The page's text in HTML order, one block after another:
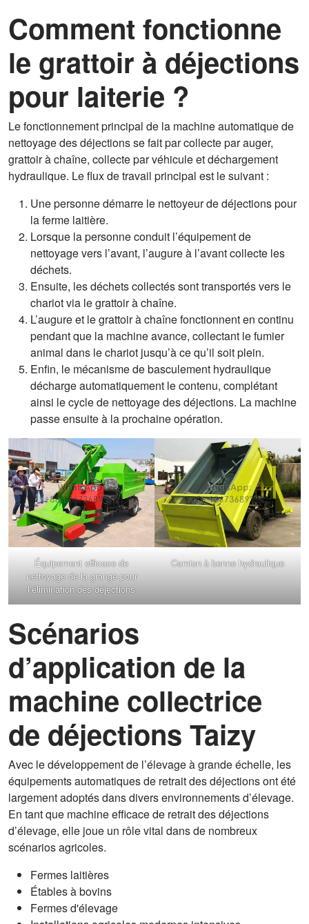
Comment fonctionne
le grattoir à déjections
pour laiterie ?
Le fonctionnement principal de la machine automatique de
nettoyage des déjections se fait par collecte par auger,
grattoir à chaîne, collecte par véhicule et déchargement
hydraulique. Le flux de travail principal est le suivant :
Une personne démarre le nettoyeur de déjections pour
la ferme laitière.
Lorsque la personne conduit l’équipement de
nettoyage vers l’avant, l’augure à l’avant collecte les
déchets.
Ensuite, les déchets collectés sont transportés vers le
chariot via le grattoir à chaîne.
L’augure et le grattoir à chaîne fonctionnent en continu
pendant que la machine avance, collectant le fumier
animal dans le chariot jusqu’à ce qu’il soit plein.
Enfin, le mécanisme de basculement hydraulique
décharge automatiquement le contenu, complétant
ainsi le cycle de nettoyage des déjections. La machine
passe ensuite à la prochaine opération.
Équipement efficace de
nettoyage de la grange pour
l’élimination des déjections
Camion à benne hydraulique
Scénarios
d’application de la
machine collectrice
de déjections Taizy
Avec le développement de l’élevage à grande échelle, les
équipements automatiques de retrait des déjections ont été
largement adoptés dans divers environnements d’élevage.
En tant que machine efficace de retrait des déjections
d’élevage, elle joue un rôle vital dans de nombreux
scénarios agricoles.
Fermes laitières
Étables à bovins
Fermes d'élevage